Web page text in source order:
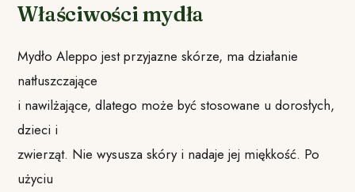
Właściwości mydła
Mydło Aleppo jest przyjazne skórze, ma działanie
natłuszczające
i nawilżające, dlatego może być stosowane u dorosłych,
dzieci i
zwierząt. Nie wysusza skóry i nadaje jej miękkość. Po
użyciu